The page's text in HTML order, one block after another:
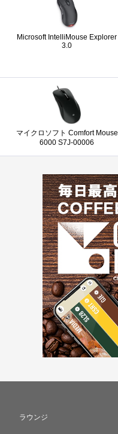
Microsoft IntelliMouse Explorer
3.0
マイクロソフト Comfort Mouse
6000 S7J-00006
ラウンジ